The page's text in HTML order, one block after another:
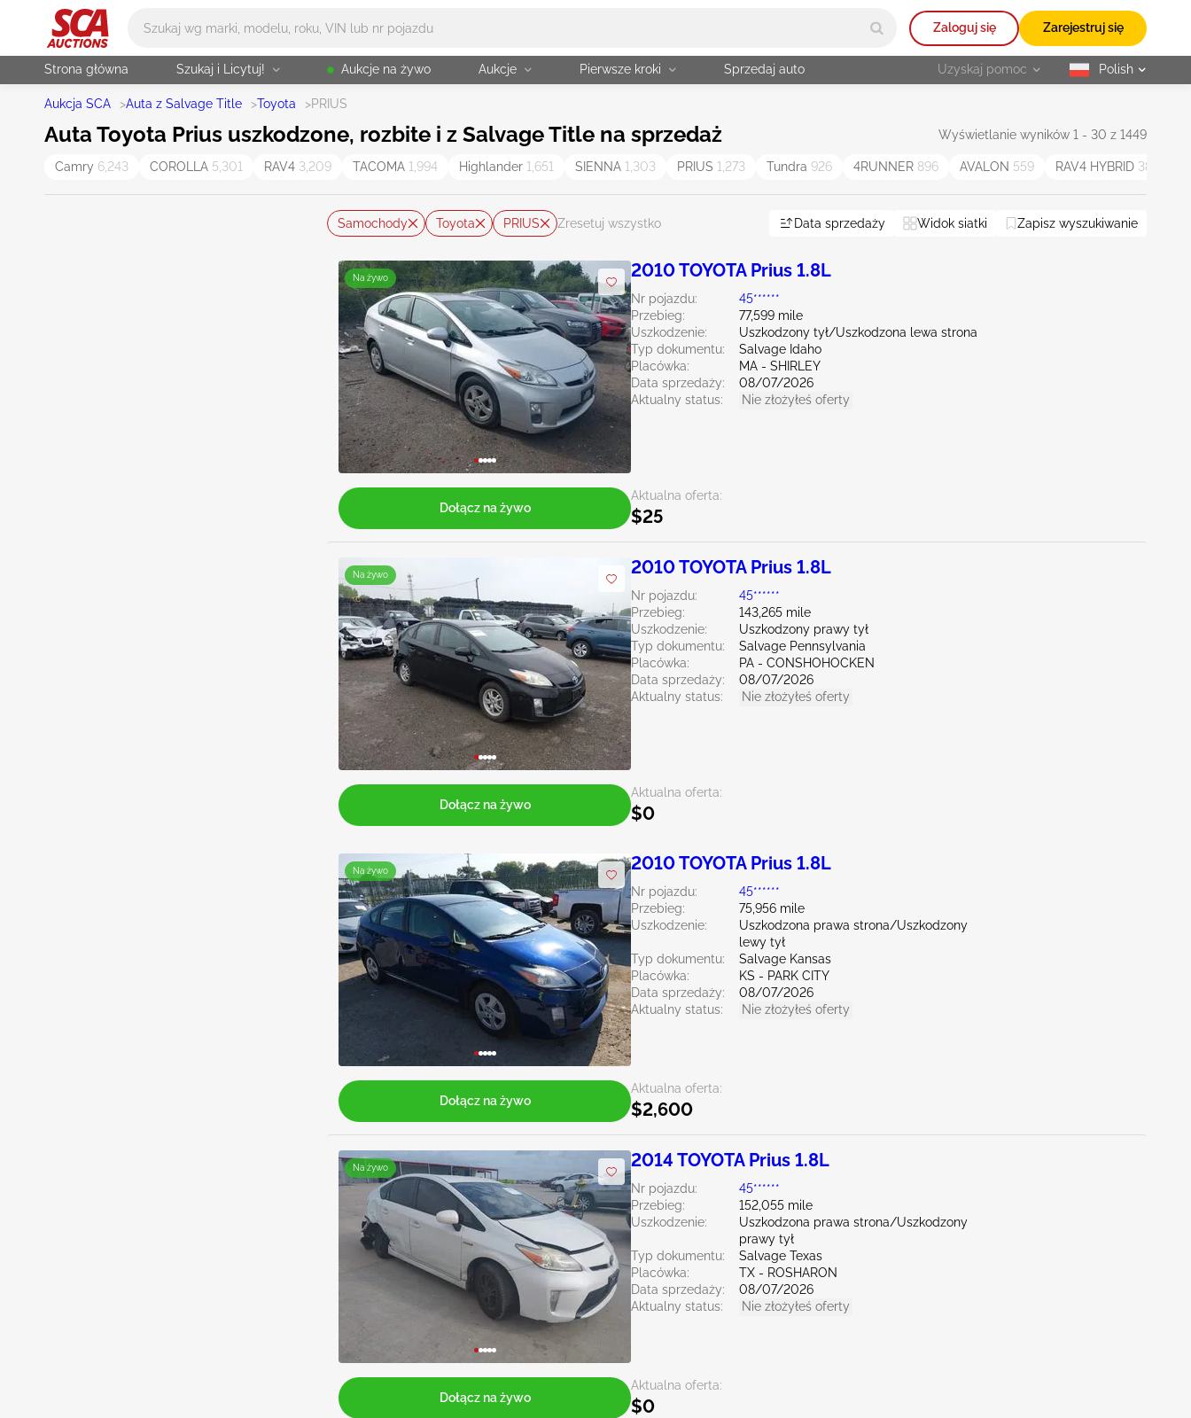
Zaloguj się Zarejestruj się
Strona główna Szukaj i Licytuj! Aukcje na żywo Aukcje Pierwsze kroki Sprzedaj auto Uzyskaj pomoc selected
Polish
Aukcja SCA >Auta z Salvage Title >Toyota >PRIUS
Auta Toyota Prius uszkodzone, rozbite i z Salvage Title na sprzedaż Wyświetlanie wyników 1 - 30 z 1449
Camry 6,243 COROLLA 5,301 RAV4 3,209 TACOMA 1,994 Highlander 1,651 SIENNA 1,303 PRIUS 1,273 Tundra 926 4RUNNER 896 AVALON 559 RAV4 HYBRID 387
Samochody Toyota PRIUS Zresetuj wszystko Data sprzedaży Widok siatki Zapisz wyszukiwanie
Na żywo 2010 TOYOTA Prius 1.8L
Nr pojazdu:
45******
Przebieg:
77,599 mile
Uszkodzenie:
Uszkodzony tył/Uszkodzona lewa strona
Typ dokumentu:
Salvage Idaho
Placówka:
MA - SHIRLEY
Data sprzedaży:
08/07/2026
Aktualny status:
Nie złożyłeś oferty
Aktualna oferta:
$25
Dołącz na żywo
Na żywo 2010 TOYOTA Prius 1.8L
Nr pojazdu:
45******
Przebieg:
143,265 mile
Uszkodzenie:
Uszkodzony prawy tył
Typ dokumentu:
Salvage Pennsylvania
Placówka:
PA - CONSHOHOCKEN
Data sprzedaży:
08/07/2026
Aktualny status:
Nie złożyłeś oferty
Aktualna oferta:
$0
Dołącz na żywo
Na żywo 2010 TOYOTA Prius 1.8L
Nr pojazdu:
45******
Przebieg:
75,956 mile
Uszkodzenie:
Uszkodzona prawa strona/Uszkodzony
lewy tył
Typ dokumentu:
Salvage Kansas
Placówka:
KS - PARK CITY
Data sprzedaży:
08/07/2026
Aktualny status:
Nie złożyłeś oferty
Aktualna oferta:
$2,600
Dołącz na żywo
Na żywo 2014 TOYOTA Prius 1.8L
Nr pojazdu:
45******
Przebieg:
152,055 mile
Uszkodzenie:
Uszkodzona prawa strona/Uszkodzony
prawy tył
Typ dokumentu:
Salvage Texas
Placówka:
TX - ROSHARON
Data sprzedaży:
08/07/2026
Aktualny status:
Nie złożyłeś oferty
Aktualna oferta:
$0
Dołącz na żywo